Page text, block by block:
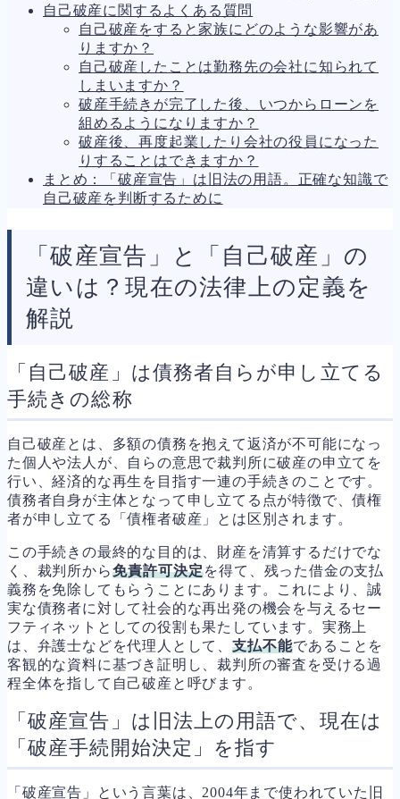
自己破産に関するよくある質問
自己破産をすると家族にどのような影響があ
りますか？
自己破産したことは勤務先の会社に知られて
しまいますか？
破産手続きが完了した後、いつからローンを
組めるようになりますか？
破産後、再度起業したり会社の役員になった
りすることはできますか？
まとめ：「破産宣告」は旧法の用語。正確な知識で
自己破産を判断するために
「破産宣告」と「自己破産」の
違いは？現在の法律上の定義を
解説
「自己破産」は債務者自らが申し立てる
手続きの総称
自己破産とは、多額の債務を抱えて返済が不可能になっ
た個人や法人が、自らの意思で裁判所に破産の申立てを
行い、経済的な再生を目指す一連の手続きのことです。
債務者自身が主体となって申し立てる点が特徴で、債権
者が申し立てる「債権者破産」とは区別されます。
この手続きの最終的な目的は、財産を清算するだけでな
く、裁判所から免責許可決定を得て、残った借金の支払
義務を免除してもらうことにあります。これにより、誠
実な債務者に対して社会的な再出発の機会を与えるセー
フティネットとしての役割も果たしています。実務上
は、弁護士などを代理人として、 支払不能であることを
客観的な資料に基づき証明し、裁判所の審査を受ける過
程全体を指して自己破産と呼びます。
「破産宣告」は旧法上の用語で、現在は
「破産手続開始決定」を指す
「破産宣告」という言葉は、2004年まで使われていた旧